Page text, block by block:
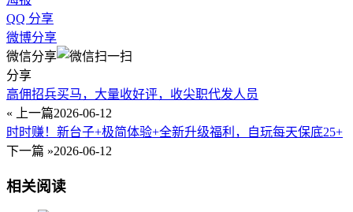
QQ 分享
微博分享
微信分享
分享
高佣招兵买马，大量收好评，收尖职代发人员
« 上一篇2026-06-12
时时赚！新台子+极简体验+全新升级福利，自玩每天保底25+
下一篇 »2026-06-12
相关阅读